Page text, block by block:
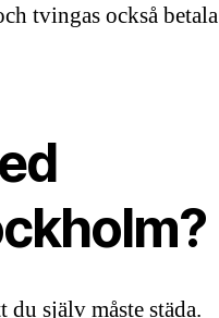
tvingas också betala
själv måste städa.